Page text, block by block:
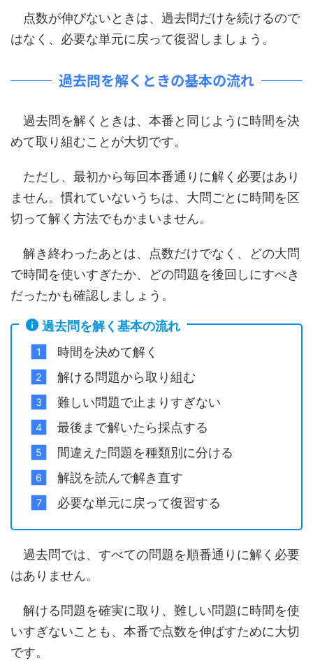
点数が伸びないときは、過去問だけを続けるので
はなく、必要な単元に戻って復習しましょう。
過去問を解くときの基本の流れ
過去問を解くときは、本番と同じように時間を決
めて取り組むことが大切です。
ただし、最初から毎回本番通りに解く必要はあり
ません。慣れていないうちは、大問ごとに時間を区
切って解く方法でもかまいません。
解き終わったあとは、点数だけでなく、どの大問
で時間を使いすぎたか、どの問題を後回しにすべき
だったかも確認しましょう。
過去問を解く基本の流れ
時間を決めて解く
解ける問題から取り組む
難しい問題で止まりすぎない
最後まで解いたら採点する
間違えた問題を種類別に分ける
解説を読んで解き直す
必要な単元に戻って復習する
過去問では、すべての問題を順番通りに解く必要
はありません。
解ける問題を確実に取り、難しい問題に時間を使
いすぎないことも、本番で点数を伸ばすために大切
です。